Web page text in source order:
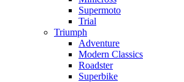
Supermoto
Trial
Triumph
Adventure
Modern Classics
Roadster
Superbike